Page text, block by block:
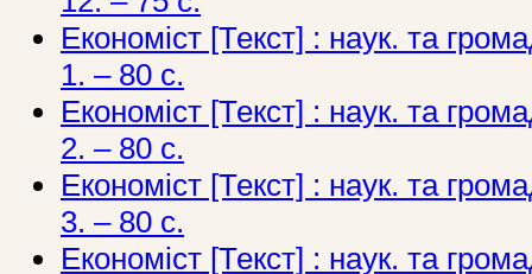
Економіст [Текст] : наук. та
1. – 80 с.
Економіст [Текст] : наук. та
2. – 80 с.
Економіст [Текст] : наук. та
3. – 80 с.
Економіст [Текст] : наук. та